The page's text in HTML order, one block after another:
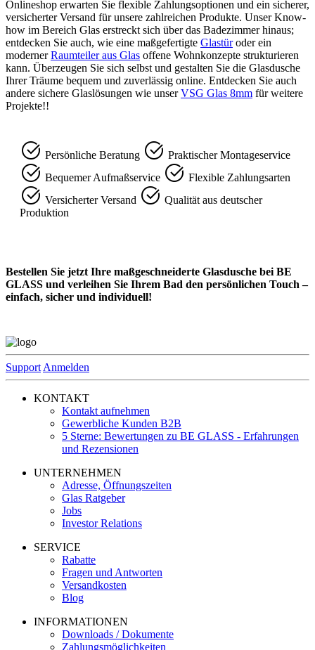
Onlineshop erwarten Sie flexible Zahlungsoptionen und ein sicherer,
versicherter Versand für unsere zahlreichen Produkte. Unser Know-
how im Bereich Glas erstreckt sich über das Badezimmer hinaus;
entdecken Sie auch, wie eine maßgefertigte Glastüroder ein
modernerRaumteiler aus Glas offene Wohnkonzepte strukturieren
kann. Überzeugen Sie sich selbst und gestalten Sie die Glasdusche
Ihrer Träume bequem und zuverlässig online. Entdecken Sie auch
andere sichere Glaslösungen wie unserVSG Glas 8mm für weitere
Projekte!!
Persönliche Beratung
Praktischer Montageservice
Bequemer Aufmaßservice
Flexible Zahlungsarten
Versicherter Versand
Qualität aus deutscher
Produktion
Bestellen Sie jetzt Ihre maßgeschneiderte Glasdusche bei BE
GLASS und verleihen Sie Ihrem Bad den persönlichen Touch –
einfach, sicher und individuell!
Support Anmelden
KONTAKT
Kontakt aufnehmen
Gewerbliche Kunden B2B
5 Sterne: Bewertungen zu BE GLASS - Erfahrungen
und Rezensionen
UNTERNEHMEN
Adresse, Öffnungszeiten
Glas Ratgeber
Jobs
Investor Relations
SERVICE
Rabatte
Fragen und Antworten
Versandkosten
Blog
INFORMATIONEN
Downloads / Dokumente
Zahlungsmöglichkeiten